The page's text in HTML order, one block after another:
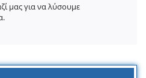
μας για να λύσουμε